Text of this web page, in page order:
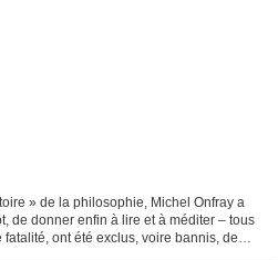
» de la philosophie, Michel Onfray a
de donner enfin à lire et à méditer – tous
ont été exclus, voire bannis, de